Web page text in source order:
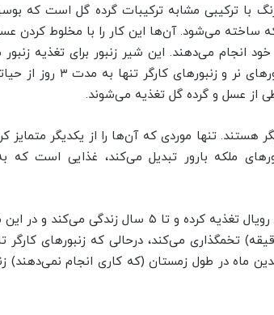
با ترکیبی مشابه ترکیبات گرده گل است که
ساخته می‌شود. آن‌ها این کار را با مخلوط کردن
انجام می‌دهند. این شیر زنبور برای تغذیه زنبور
کارگر تنها به مدت ۳ روز از حیاتشان بوسیله
از عسل و گرده گل تغذیه می‌شوند.
هستند. تنها موردی که آن‌ها را از یکدیگر متمایز
ملکه بارور تبدیل می‌کند، غذایی است که
ماه در طول زمستان (که کاری انجام نمی‌دهند)